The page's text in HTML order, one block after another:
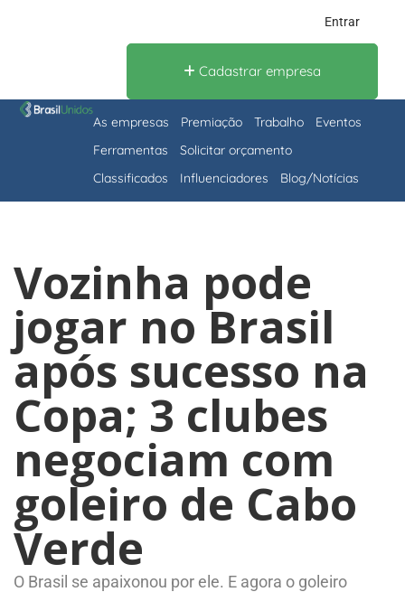
Entrar
Cadastrar empresa
As empresas Premiação Trabalho
Eventos
Ferramentas
Solicitar orçamento
Classificados
Influenciadores Blog/Notícias
Vozinha pode
jogar no Brasil
após sucesso na
Copa; 3 clubes
negociam com
goleiro de Cabo
Verde
O Brasil se apaixonou por ele. E agora o goleiro